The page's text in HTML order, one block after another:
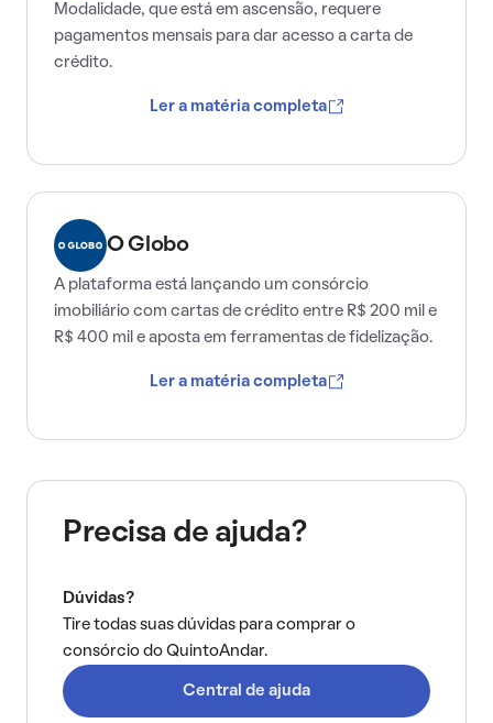
Modalidade, que está em ascensão, requere
pagamentos mensais para dar acesso a carta de
crédito.
Ler a matéria completa
O Globo
A plataforma está lançando um consórcio
imobiliário com cartas de crédito entre R$ 200 mil e
R$ 400 mil e aposta em ferramentas de fidelização.
Ler a matéria completa
Precisa de ajuda?
Dúvidas?
Tire todas suas dúvidas para comprar o
consórcio do QuintoAndar.
Central de ajuda